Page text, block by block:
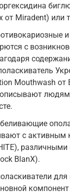
от Miradent) или
с
Mouthwash от
с активным
различными
BlanX).